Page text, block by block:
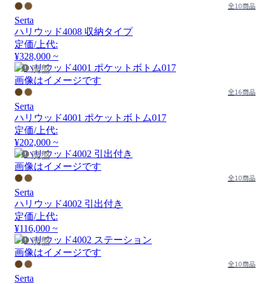
全10商品
Serta
ハリウッド4008 収納タイプ
定価/上代:
¥328,000 ~
廃盤
画像はイメージです
全16商品
Serta
ハリウッド4001 ポケットボトム017
定価/上代:
¥202,000 ~
廃盤
画像はイメージです
全10商品
Serta
ハリウッド4002 引出付き
定価/上代:
¥116,000 ~
廃盤
画像はイメージです
全10商品
Serta